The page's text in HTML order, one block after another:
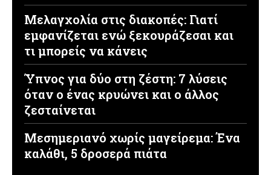
Μελαγχολία στις διακοπές: Γιατί
εμφανίζεται ενώ ξεκουράζεσαι και
τι μπορείς να κάνεις
Ύπνος για δύο στη ζέστη: 7 λύσεις
όταν ο ένας κρυώνει και ο άλλος
ζεσταίνεται
Μεσημεριανό χωρίς μαγείρεμα: Ένα
καλάθι, 5 δροσερά πιάτα